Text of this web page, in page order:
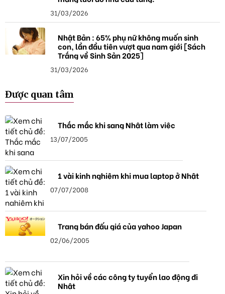
31/03/2026
Nhật Bản : 65% phụ nữ không muốn sinh
con, lần đầu tiên vượt qua nam giới [Sách
Trắng về Sinh Sản 2025]
31/03/2026
Được quan tâm
Thắc mắc khi sang Nhật làm việc
13/07/2005
1 vài kinh nghiệm khi mua laptop ở Nhật
07/07/2008
Trang bán đấu giá của yahoo Japan
02/06/2005
Xin hỏi về các công ty tuyển lao động đi
Nhật